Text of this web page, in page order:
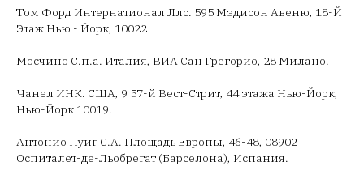
Том Форд Интернатионал Ллс. 595 Мэдисон Авеню, 18-Й
Этаж Нью - Йорк, 10022
Мосчино С.п.а. Италия, ВИА Сан Грегорио, 28 Милано.
Чанел ИНК. США, 9 57-й Вест-Стрит, 44 этажа Нью-Йорк,
Нью-Йорк 10019.
Антонио Пуиг С.А. Площадь Европы, 46-48, 08902
Оспиталет-де-Льобрегат (Барселона), Испания.